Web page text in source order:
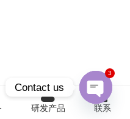
研发产品 联系
Contact us
Open
3